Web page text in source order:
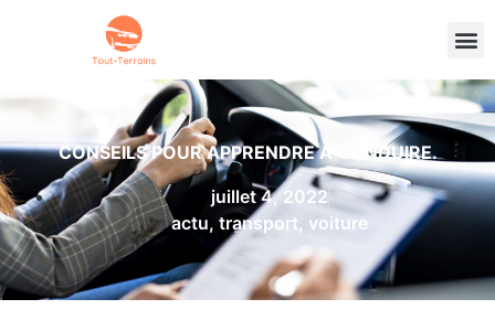
CONSEILS POUR APPRENDRE A CONDUIRE.
juillet 4, 2022
actu, transport, voiture